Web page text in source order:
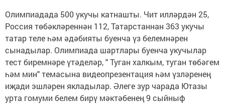
Олимпиадада 500 укучы катнашты. Чит илләрдән 25,
Россия төбәкләреннән 112, Татарстаннан 363 укучы
татар теле һәм әдәбияты буенча үз белемнәрен
сынадылар. Олимпиада шартлары буенча укучылар
тест биремнәре үтәделәр, " Туган халкым, туган төбәгем
һәм мин" темасына видеопрезентация һәм үзләренең
иҗади эшләрен якладылар. Әлеге зур чарада Ютазы
урта гомуми белем бирү мәктәбенең 9 сыйныф